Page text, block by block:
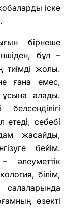
іске
бірнеше
бұл –
тиімді жолы.
ғана емес,
алады.
етеді, себебі
жасайды,
бейім.
әлеуметтік
білім,
өзекті